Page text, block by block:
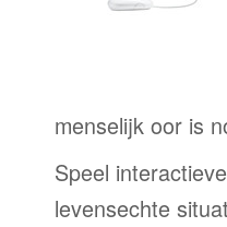
menselijk oor is
Speel
levensechte